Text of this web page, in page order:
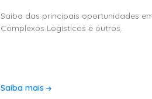
Saiba das principais oportunidades
Complexos Logísticos e outros.
Saiba mais